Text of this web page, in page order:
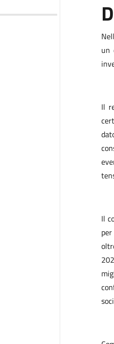
un
Il
Il